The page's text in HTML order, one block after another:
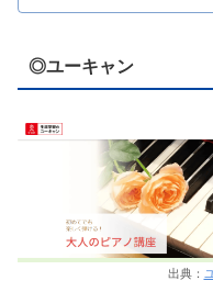
◎ユーキャン
出典：